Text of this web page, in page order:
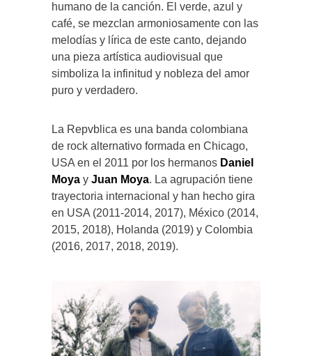
humano de la canción. El verde, azul y
café, se mezclan armoniosamente con las
melodías y lírica de este canto, dejando
una pieza artística audiovisual que
simboliza la infinitud y nobleza del amor
puro y verdadero.
La Repvblica es una banda colombiana
de rock alternativo formada en Chicago,
USA en el 2011 por los hermanos Daniel
Moya y Juan Moya. La agrupación tiene
trayectoria internacional y han hecho gira
en USA (2011-2014, 2017), México (2014,
2015, 2018), Holanda (2019) y Colombia
(2016, 2017, 2018, 2019).